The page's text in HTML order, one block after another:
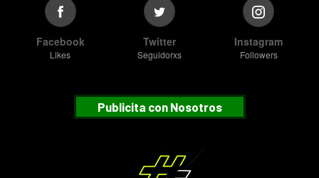
Facebook
Likes
Twitter
Seguidorxs
Instagram
Followers
Publicita con Nosotros